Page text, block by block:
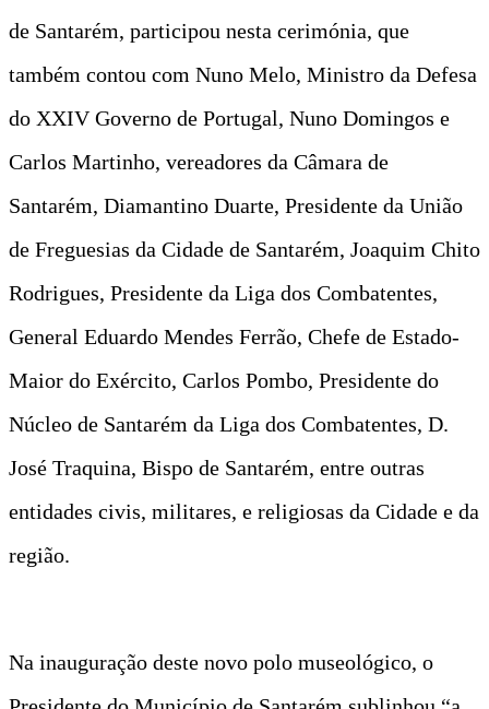
de Santarém, participou nesta cerimónia, que
também contou com Nuno Melo, Ministro da Defesa
do XXIV Governo de Portugal, Nuno Domingos e
Carlos Martinho, vereadores da Câmara de
Santarém, Diamantino Duarte, Presidente da União
de Freguesias da Cidade de Santarém, Joaquim Chito
Rodrigues, Presidente da Liga dos Combatentes,
General Eduardo Mendes Ferrão, Chefe de Estado-
Maior do Exército, Carlos Pombo, Presidente do
Núcleo de Santarém da Liga dos Combatentes, D.
José Traquina, Bispo de Santarém, entre outras
entidades civis, militares, e religiosas da Cidade e da
região.
Na inauguração deste novo polo museológico, o